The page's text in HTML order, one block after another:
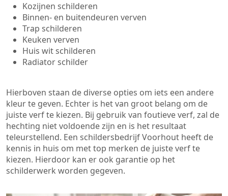
Kozijnen schilderen
Binnen- en buitendeuren verven
Trap schilderen
Keuken verven
Huis wit schilderen
Radiator schilder
Hierboven staan de diverse opties om iets een andere
kleur te geven. Echter is het van groot belang om de
juiste verf te kiezen. Bij gebruik van foutieve verf, zal de
hechting niet voldoende zijn en is het resultaat
teleurstellend. Een schildersbedrijf Voorhout heeft de
kennis in huis om met top merken de juiste verf te
kiezen. Hierdoor kan er ook garantie op het
schilderwerk worden gegeven.